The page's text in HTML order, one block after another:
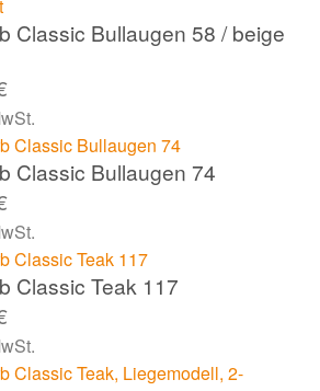
Classic Bullaugen 58 / beige
Classic Bullaugen 74
Classic Teak 117